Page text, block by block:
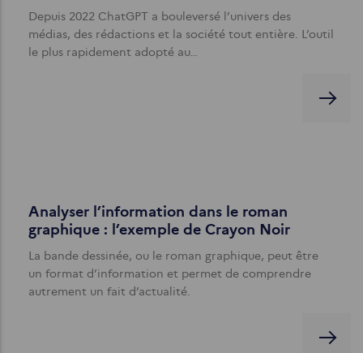
Depuis 2022 ChatGPT a bouleversé l’univers des
médias, des rédactions et la société tout entière. L’outil
le plus rapidement adopté au…
Analyser l’information dans le roman
graphique : l’exemple de Crayon Noir
La bande dessinée, ou le roman graphique, peut être
un format d’information et permet de comprendre
autrement un fait d’actualité.